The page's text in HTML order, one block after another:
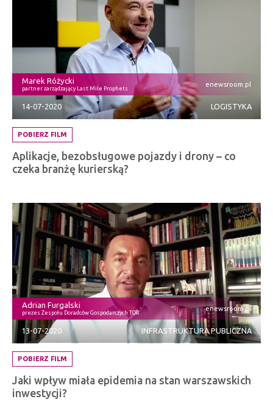
Marek Różycki
partner zarządzający Last Mile Prophets
enewsroom.pl
14-07-2020 LOGISTYKA
POBIERZ FILM
Aplikacje, bezobsługowe pojazdy i drony – co
czeka branżę kurierską?
Adrian Furgalski
prezes Zespołu Doradców Gospodarczych TOR
enewsroom.pl
13-07-2020 INFRASTRUKTURA PUBLICZNA
POBIERZ FILM
Jaki wpływ miała epidemia na stan warszawskich
inwestycji?